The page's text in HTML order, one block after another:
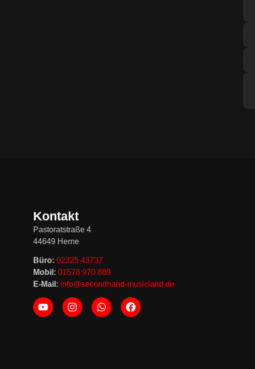
Kontakt
Pastoratstraße 4
44649 Herne
Büro: 02325 43737
Mobil: 01578 970 889
E-Mail: info@secondhand-musicland.de